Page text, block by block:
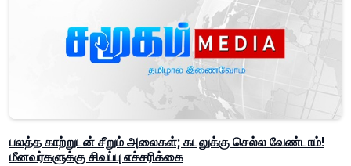
பலத்த காற்றுடன் சீறும் அலைகள்; கடலுக்கு செல்ல வேண்டாம்!
மீனவர்களுக்கு சிவப்பு எச்சரிக்கை